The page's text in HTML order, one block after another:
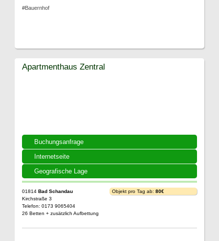
#Bauernhof
Buchungsanfrage
Internetseite
Geografische Lage
Apartmenthaus Zentral
01814 Bad Schandau
Kirchstraße 3
Telefon: 0173 9065404
26 Betten + zusätzlich Aufbettung
Objekt pro Tag ab: 80€